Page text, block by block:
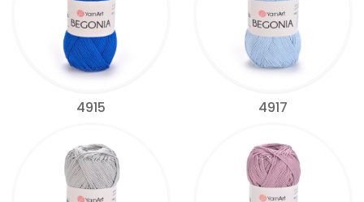
4915 4917